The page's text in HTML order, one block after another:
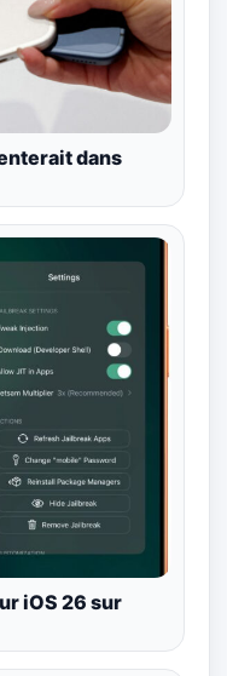
dans
iOS 26 sur